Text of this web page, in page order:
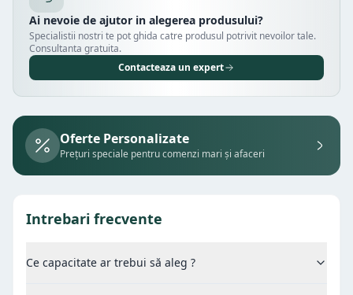
Ai nevoie de ajutor in alegerea produsului?
Specialistii nostri te pot ghida catre produsul potrivit nevoilor tale.
Consultanta gratuita.
Contacteaza un expert
Oferte Personalizate
Prețuri speciale pentru comenzi mari și afaceri
Intrebari frecvente
Ce capacitate ar trebui să aleg ?